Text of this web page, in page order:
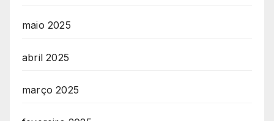
maio 2025
abril 2025
março 2025